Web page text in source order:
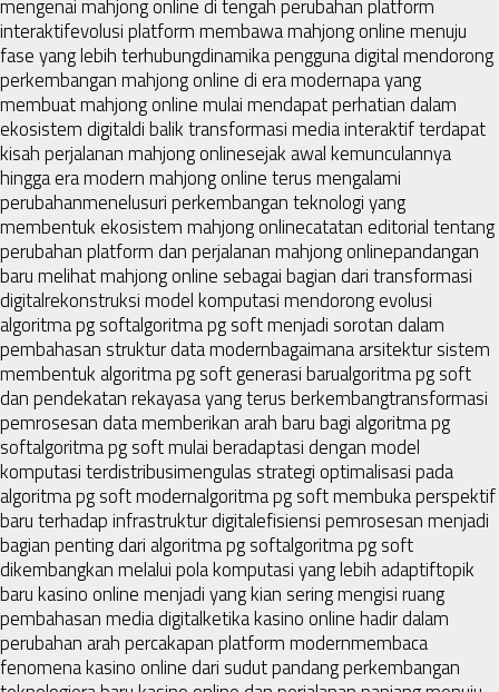
mengenai mahjong online di tengah perubahan platform
interaktifevolusi platform membawa mahjong online menuju
fase yang lebih terhubungdinamika pengguna digital mendorong
perkembangan mahjong online di era modernapa yang
membuat mahjong online mulai mendapat perhatian dalam
ekosistem digitaldi balik transformasi media interaktif terdapat
kisah perjalanan mahjong onlinesejak awal kemunculannya
hingga era modern mahjong online terus mengalami
perubahanmenelusuri perkembangan teknologi yang
membentuk ekosistem mahjong onlinecatatan editorial tentang
perubahan platform dan perjalanan mahjong onlinepandangan
baru melihat mahjong online sebagai bagian dari transformasi
digitalrekonstruksi model komputasi mendorong evolusi
algoritma pg softalgoritma pg soft menjadi sorotan dalam
pembahasan struktur data modernbagaimana arsitektur sistem
membentuk algoritma pg soft generasi barualgoritma pg soft
dan pendekatan rekayasa yang terus berkembangtransformasi
pemrosesan data memberikan arah baru bagi algoritma pg
softalgoritma pg soft mulai beradaptasi dengan model
komputasi terdistribusimengulas strategi optimalisasi pada
algoritma pg soft modernalgoritma pg soft membuka perspektif
baru terhadap infrastruktur digitalefisiensi pemrosesan menjadi
bagian penting dari algoritma pg softalgoritma pg soft
dikembangkan melalui pola komputasi yang lebih adaptiftopik
baru kasino online menjadi yang kian sering mengisi ruang
pembahasan media digitalketika kasino online hadir dalam
perubahan arah percakapan platform modernmembaca
fenomena kasino online dari sudut pandang perkembangan